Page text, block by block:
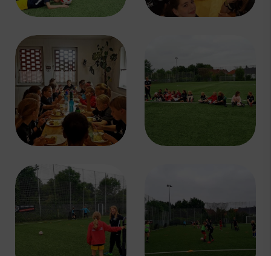
Schnupper-/Probetraining
Tischtennis
Handball
Boulesport
Fußball Vereinsspielplan
Service
Sponsoren
Fun & Freizeit